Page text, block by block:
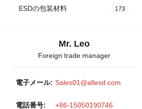
ESDの包装材料 173
Mr. Leo
Foreign trade manager
電子メール: Sales01@allesd.com
電話番号: +86-15050190746